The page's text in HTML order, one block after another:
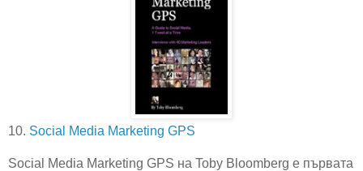
10. Social Media Marketing GPS
Social Media Marketing GPS на Toby Bloomberg е първата